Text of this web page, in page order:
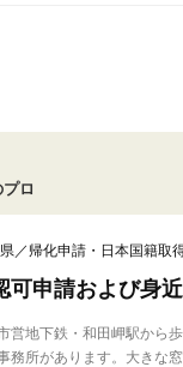
ロ
／帰化申請・日本国籍取
可申請および身
営地下鉄・和田岬駅から
務所があります。大きな